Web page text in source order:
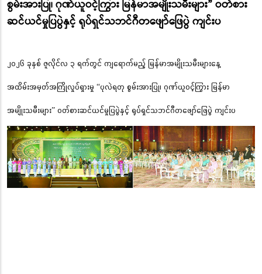
စွမ်းအားပြု၊ ဂုဏ်ယူဝင့်ကြွား မြန်မာအမျိုးသမီးများ” ဝတ်စား
ဆင်ယင်မှုပြပွဲနှင့် ရုပ်ရှင်သဘင်ဂီတဖျော်ဖြေပွဲ ကျင်းပ
၂၀၂၆ ခုနှစ် ဇူလိုင်လ ၃ ရက်တွင် ကျရောက်မည့် မြန်မာအမျိုးသမီးများနေ့
အထိမ်းအမှတ်အကြိုလှုပ်ရှားမှု “ပုလဲရတု စွမ်းအားပြု၊ ဂုဏ်ယူဝင့်ကြွား မြန်မာ
အမျိုးသမီးများ” ဝတ်စားဆင်ယင်မှုပြပွဲနှင့် ရုပ်ရှင်သဘင်ဂီတဖျော်ဖြေပွဲ ကျင်းပ